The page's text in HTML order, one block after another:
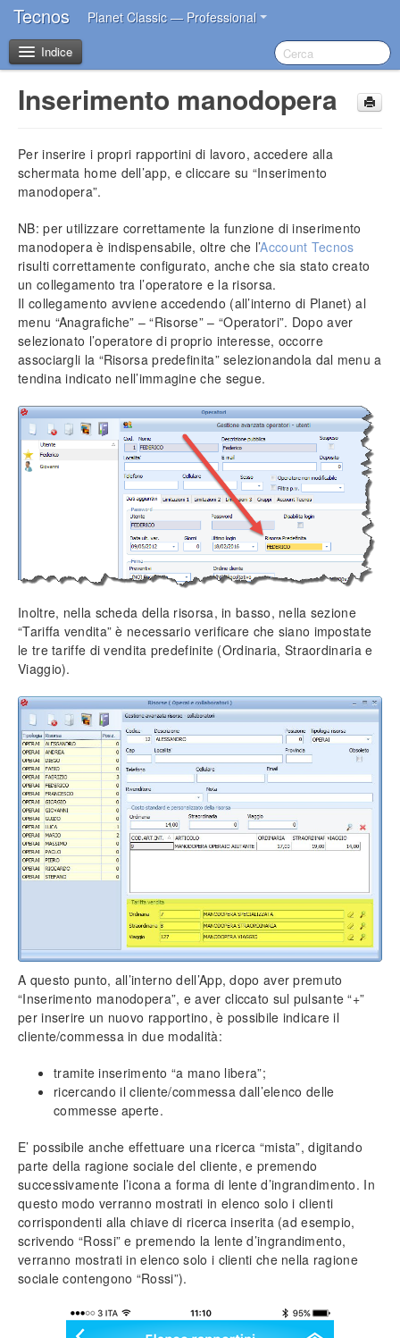
Tecnos Planet Classic — Professional
Indice
Benvenuto
I primi passi dopo l’acquisto
Introduzione
Impostazioni iniziali
Installazione del software
Account Tecnos
Azzeramento archivi
Inserimento dati aziendali
Inserimento operatori base
Impostazione sconti in acquisto
Impostazione blocco prezzi
Impostazione prezzi di vendita
Personalizzazione campi (tabelle)
Inserimento tariffe di manodopera
Intestazione documenti
Funzionalità protette
Info generali
Lavorare senza mouse
Ricerca incrementale
Nomenclatura e terminologia
Principali icone e pulsanti
Aggiornare il software
Assistenza tecnica
Configurazione ed utilità
Backup e ripristino dei dati
Anagrafica clienti e fornitori
Inserimento nuovo cliente (o fornitore)
Importazione globale
Sedi alternative
Inserimento fornitori principali
Descrizione dei campi
Prezzi speciali
Anagrafica di magazzino
Articolo di magazzino
Codifica di un articolo
Gestione dei prezzi
Fornitori e codici aggiuntivi
Listini e banche dati
Selezione di un listino
Ricercare un articolo
Selezione articoli da listino
Documenti
Caratteristiche comuni
DDT (Documenti di trasporto)
Stampa dei documenti
Inserimento manodopera
Per inserire i propri rapportini di lavoro, accedere alla
schermata home dell’app, e cliccare su “Inserimento
manodopera”.
NB: per utilizzare correttamente la funzione di inserimento
manodopera è indispensabile, oltre che l’Account Tecnos
risulti correttamente configurato, anche che sia stato creato
un collegamento tra l’operatore e la risorsa.
Il collegamento avviene accedendo (all’interno di Planet) al
menu “Anagrafiche” – “Risorse” – “Operatori”. Dopo aver
selezionato l’operatore di proprio interesse, occorre
associargli la “Risorsa predefinita” selezionandola dal menu a
tendina indicato nell’immagine che segue.
Inoltre, nella scheda della risorsa, in basso, nella sezione
“Tariffa vendita” è necessario verificare che siano impostate
le tre tariffe di vendita predefinite (Ordinaria, Straordinaria e
Viaggio).
A questo punto, all’interno dell’App, dopo aver premuto
“Inserimento manodopera”, e aver cliccato sul pulsante “+”
per inserire un nuovo rapportino, è possibile indicare il
cliente/commessa in due modalità:
tramite inserimento “a mano libera”;
ricercando il cliente/commessa dall’elenco delle
commesse aperte.
E’ possibile anche effettuare una ricerca “mista”, digitando
parte della ragione sociale del cliente, e premendo
successivamente l’icona a forma di lente d’ingrandimento. In
questo modo verranno mostrati in elenco solo i clienti
corrispondenti alla chiave di ricerca inserita (ad esempio,
scrivendo “Rossi” e premendo la lente d’ingrandimento,
verranno mostrati in elenco solo i clienti che nella ragione
sociale contengono “Rossi”).